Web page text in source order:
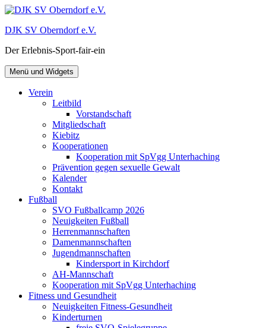
Zum
springen
DJK SV Oberndorf e.V.
Der Erlebnis-Sport-fair-ein
Menü und Widgets
Verein
Leitbild
Vorstandschaft
Mitgliedschaft
Kiebitz
Kooperationen
Kooperation mit SpVgg Unterhaching
Prävention gegen sexuelle Gewalt
Kalender
Kontakt
Fußball
SVO Fußballcamp 2026
Neuigkeiten Fußball
Herrenmannschaften
Damenmannschaften
Jugendmannschaften
Kindersport in Kirchdorf
AH-Mannschaft
Kooperation mit SpVgg Unterhaching
Fitness und Gesundheit
Neuigkeiten Fitness-Gesundheit
Kinderturnen